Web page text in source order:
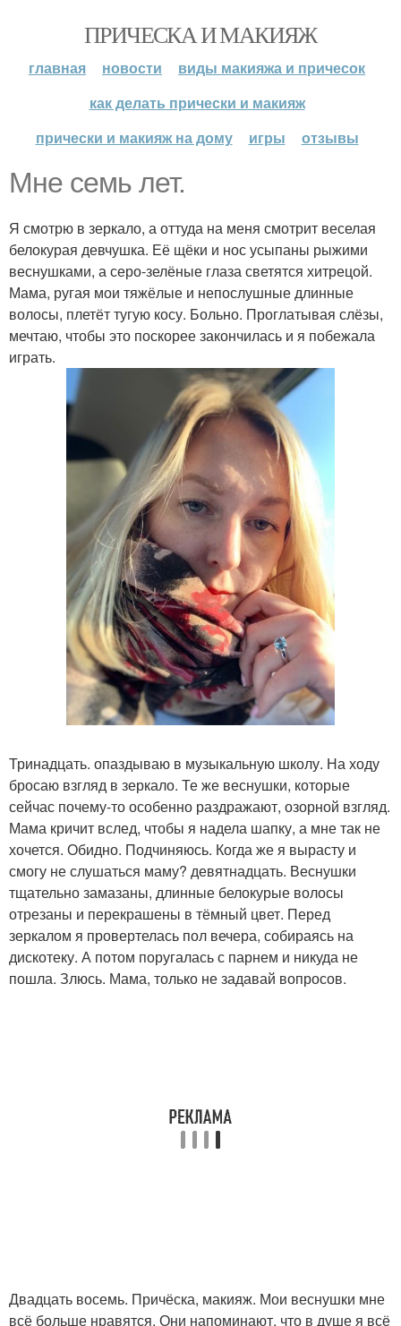
ПРИЧЕСКА И МАКИЯЖ
главная новости
виды макияжа и причесок
как делать прически и макияж
прически и макияж на дому
игры отзывы
Мне семь лет.
Я смотрю в зеркало, а оттуда на меня смотрит веселая
белокурая девчушка. Её щёки и нос усыпаны рыжими
веснушками, а серо-зелёные глаза светятся хитрецой.
Мама, ругая мои тяжёлые и непослушные длинные
волосы, плетёт тугую косу. Больно. Проглатывая слёзы,
мечтаю, чтобы это поскорее закончилась и я побежала
играть.
Тринадцать. опаздываю в музыкальную школу. На ходу
бросаю взгляд в зеркало. Те же веснушки, которые
сейчас почему-то особенно раздражают, озорной взгляд.
Мама кричит вслед, чтобы я надела шапку, а мне так не
хочется. Обидно. Подчиняюсь. Когда же я вырасту и
смогу не слушаться маму? девятнадцать. Веснушки
тщательно замазаны, длинные белокурые волосы
отрезаны и перекрашены в тёмный цвет. Перед
зеркалом я провертелась пол вечера, собираясь на
дискотеку. А потом поругалась с парнем и никуда не
пошла. Злюсь. Мама, только не задавай вопросов.
Двадцать восемь. Причёска, макияж. Мои веснушки мне
всё больше нравятся. Они напоминают, что в душе я всё